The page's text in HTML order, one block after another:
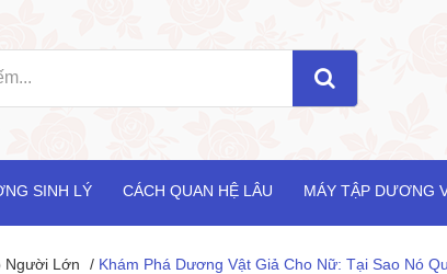
SINH LÝ CÁCH QUAN HỆ LÂU MÁY TẬP DƯƠNG
Người Lớn / Khám Phá Dương Vật Giả Cho Nữ: Tại Sao Nó